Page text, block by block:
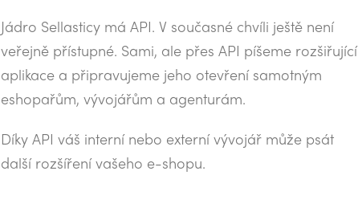
Jádro Sellasticy má API. V současné chvíli ještě není
veřejně přístupné. Sami, ale přes API píšeme rozšiřující
aplikace a připravujeme jeho otevření samotným
eshopařům, vývojářům a agenturám.
Díky API váš interní nebo externí vývojář může psát
další rozšíření vašeho e-shopu.